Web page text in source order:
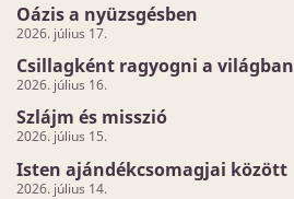
Oázis a nyüzsgésben
2026. július 17.
Csillagként ragyogni a világban
2026. július 16.
Szlájm és misszió
2026. július 15.
Isten ajándékcsomagjai között
2026. július 14.